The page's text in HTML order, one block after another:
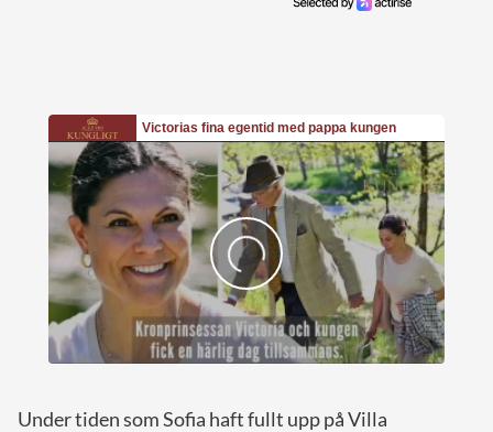
Under tiden som Sofia haft fullt upp på Villa